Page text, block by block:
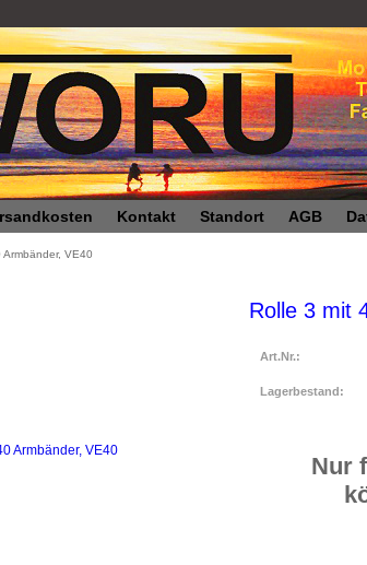
Kontakt Standort AGB
Armbänder, VE40
Rolle 3 mit
Art.Nr.:
Lagerbestand:
Nur